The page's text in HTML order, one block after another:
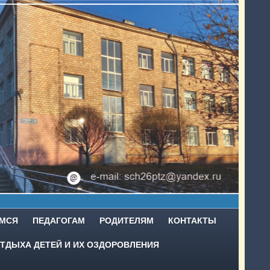
ПЕДАГОГАМ РОДИТЕЛЯМ КОНТАКТЫ
ДЕТЕЙ И ИХ ОЗДОРОВЛЕНИЯ